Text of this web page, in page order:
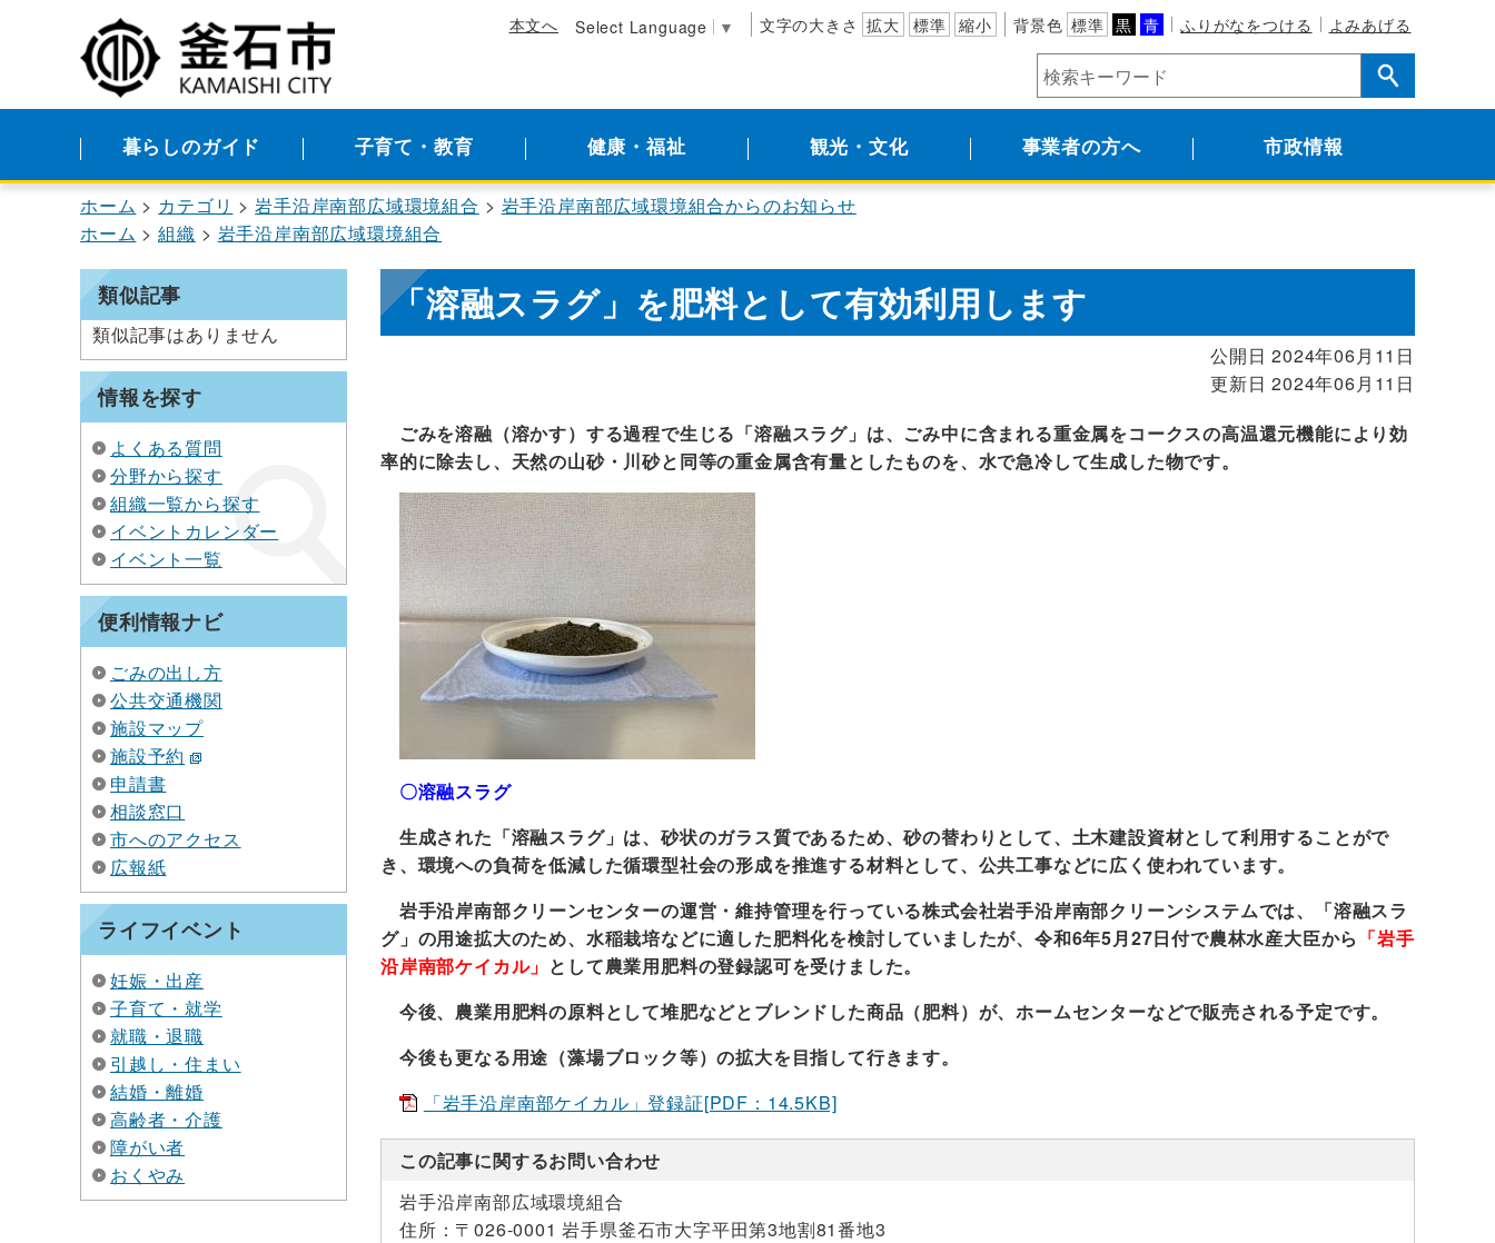
本文へ Select Language ▼ 文字の大きさ 拡大 標準 縮小 背景色 標準 黒 青 ふりがなをつける よみあげる
暮らしのガイド 子育て・教育 健康・福祉 観光・文化 事業者の方へ 市政情報
ホーム カテゴリ 岩手沿岸南部広域環境組合
岩手沿岸南部広域環境組合からのお知らせ
ホーム
組織 岩手沿岸南部広域環境組合
類似記事
類似記事はありません
情報を探す
よくある質問
分野から探す
組織一覧から探す
イベントカレンダー
イベント一覧
便利情報ナビ
ごみの出し方
公共交通機関
施設マップ
施設予約
申請書
相談窓口
市へのアクセス
広報紙
ライフイベント
妊娠・出産
子育て・就学
就職・退職
引越し・住まい
結婚・離婚
高齢者・介護
障がい者
おくやみ
「溶融スラグ」を肥料として有効利用します
公開日 2024年06月11日
更新日 2024年06月11日
ごみを溶融（溶かす）する過程で生じる「溶融スラグ」は、ごみ中に含まれる重金属をコークスの高温還元機能により効
率的に除去し、天然の山砂・川砂と同等の重金属含有量としたものを、水で急冷して生成した物です。
〇溶融スラグ
生成された「溶融スラグ」は、砂状のガラス質であるため、砂の替わりとして、土木建設資材として利用することがで
き、環境への負荷を低減した循環型社会の形成を推進する材料として、公共工事などに広く使われています。
岩手沿岸南部クリーンセンターの運営・維持管理を行っている株式会社岩手沿岸南部クリーンシステムでは、「溶融スラ
グ」の用途拡大のため、水稲栽培などに適した肥料化を検討していましたが、令和6年5月27日付で農林水産大臣から 「岩手
沿岸南部ケイカル」 として農業用肥料の登録認可を受けました。
今後、農業用肥料の原料として堆肥などとブレンドした商品（肥料）が、ホームセンターなどで販売される予定です。
今後も更なる用途（藻場ブロック等）の拡大を目指して行きます。
「岩手沿岸南部ケイカル」登録証[PDF：14.5KB]
この記事に関するお問い合わせ
岩手沿岸南部広域環境組合
住所： 〒026-0001 岩手県釜石市大字平田第3地割81番地3